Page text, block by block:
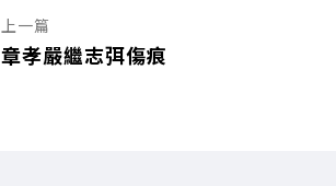
上一篇
章孝嚴繼志弭傷痕